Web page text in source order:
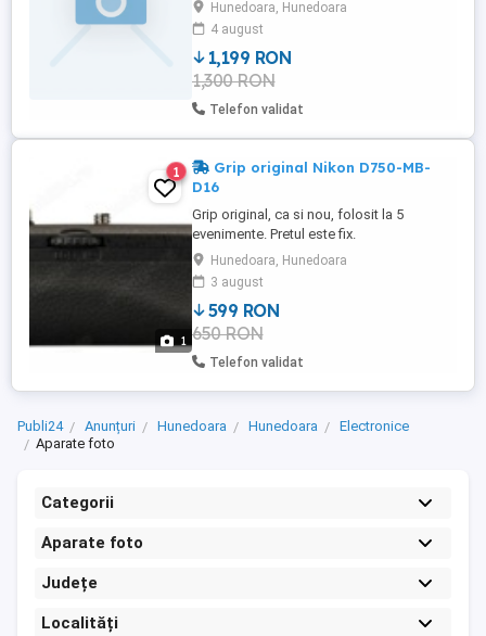
declansare. A fost cumparat, pentru un
proiect,care nu sa mai derulat, exista si
cutia lui. Cumparat de la f64, exista
factura, acum... este fara garantie, a
expirat... Dar ...
Hunedoara, Hunedoara
4 august
1,199 RON
1,300 RON
Telefon validat
1
1
Grip original Nikon D750-MB-
D16
Grip original, ca si nou, folosit la 5
evenimente. Pretul este fix.
Hunedoara, Hunedoara
3 august
599 RON
650 RON
Telefon validat
Publi24 Anunțuri Hunedoara Hunedoara
Electronice
Aparate foto
Categorii
Aparate foto
Județe
Localități